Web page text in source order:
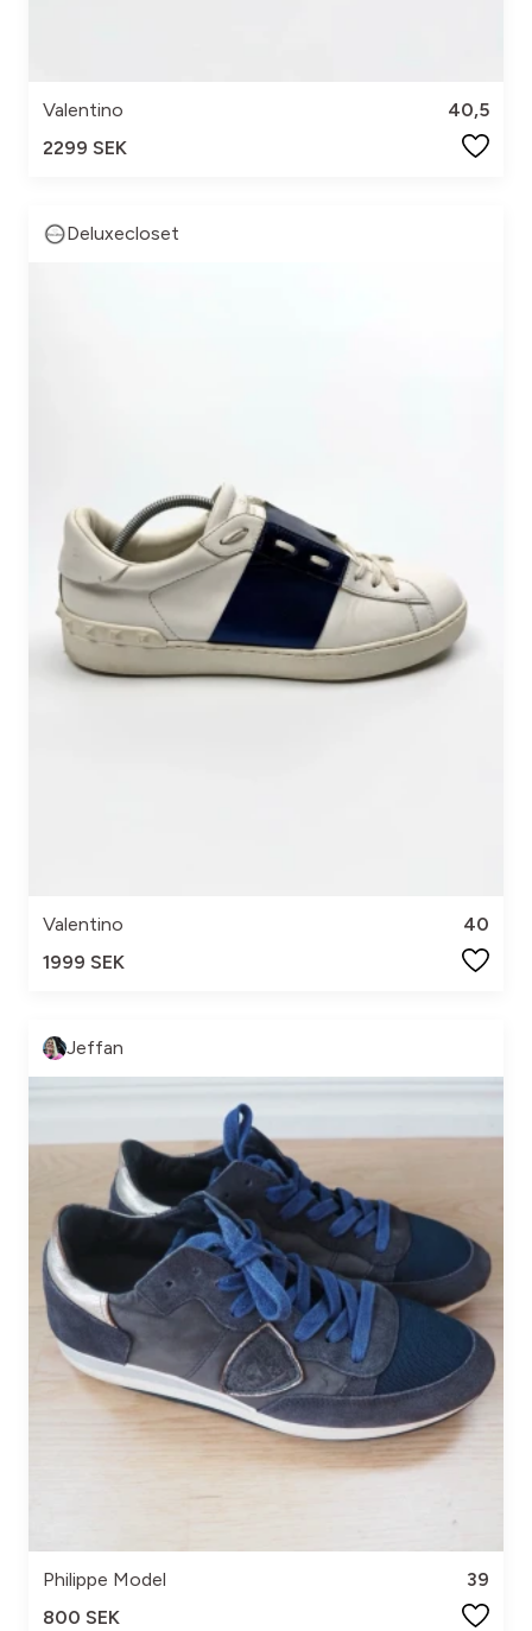
Valentino
40,5
2299 SEK
Deluxecloset
Valentino
40
1999 SEK
Jeffan
Philippe Model
39
800 SEK